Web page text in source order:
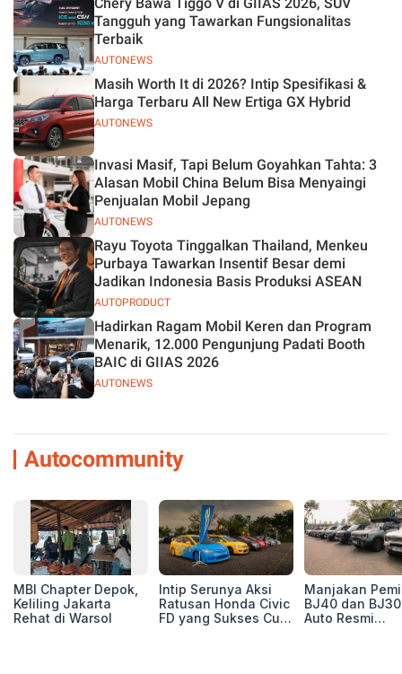
Jelas
AUTONEWS
Tangguh yang Tawarkan Fungsionalitas
Terbaik
AUTONEWS
Masih Worth It di 2026? Intip Spesifikasi &
Harga Terbaru All New Ertiga GX Hybrid
AUTONEWS
Invasi Masif, Tapi Belum Goyahkan Tahta: 3
Alasan Mobil China Belum Bisa Menyaingi
Penjualan Mobil Jepang
AUTOPRODUCT
Rayu Toyota Tinggalkan Thailand, Menkeu
Purbaya Tawarkan Insentif Besar demi
Jadikan Indonesia Basis Produksi ASEAN
AUTONEWS
Hadirkan Ragam Mobil Keren dan Program
Menarik, 12.000 Pengunjung Padati Booth
BAIC di GIIAS 2026
Autocommunity
MBI Chapter Depok,
Keliling Jakarta
Rehat di Warsol
Intip Serunya Aksi
Ratusan Honda Civic
FD yang Sukses Curi
Manjakan
BJ40 dan
Auto Resmi